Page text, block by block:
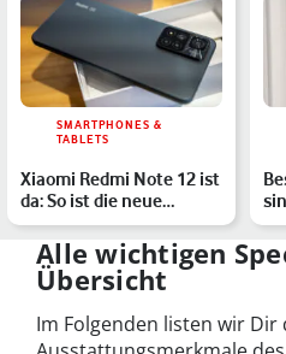
SMARTPHONES &
TABLETS
Xiaomi Redmi Note 12 ist
da: So ist die neue
Mittelklasse ausgest…
Alle wichtigen
Übersicht
Im Folgenden listen wir Dir